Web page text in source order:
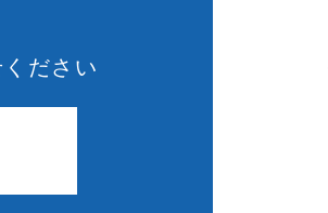
ださい